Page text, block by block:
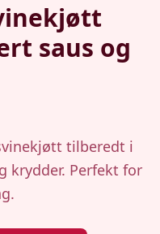
saus og
tilberedt i
krydder. Perfekt for